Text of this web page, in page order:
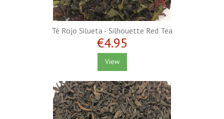
Té Rojo Silueta - Silhouette Red Tea
€4.95
View